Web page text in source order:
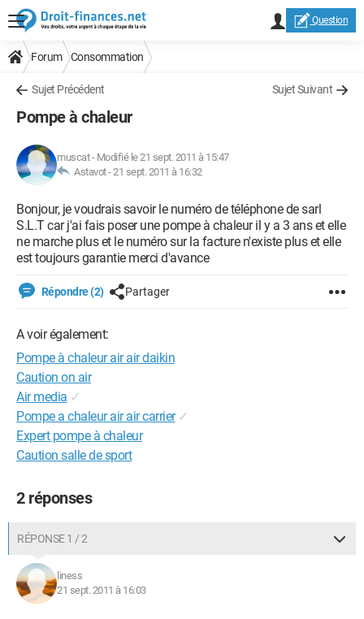
Question
Forum Consommation
Sujet Précédent Sujet Suivant
Pompe à chaleur
muscat- Modifié le 21 sept. 2011 à 15:47
Astavot -21 sept. 2011 à 16:32
Bonjour, je voudrais savoir le numéro de téléphone de sarl
S.L.T car j'ai fais poser une pompe à chaleur il y a 3 ans et elle
ne marche plus et le numéro sur la facture n'existe plus et elle
est toujours garantie merci d'avance
Répondre (2) Partager
A voir également:
Pompe à chaleur air air daikin
Caution on air
Air media ✓
Pompe a chaleur air air carrier ✓
Expert pompe à chaleur
Caution salle de sport
2 réponses
RÉPONSE 1 / 2
liness
21 sept. 2011 à 16:03